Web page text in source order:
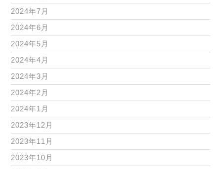
2024年7月
2024年6月
2024年5月
2024年4月
2024年3月
2024年2月
2024年1月
2023年12月
2023年11月
2023年10月